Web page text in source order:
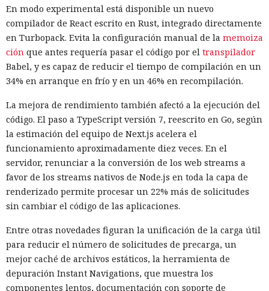
software de más de una decena de desarrolladores
estadounidenses e israelíes de soluciones de
ciberseguridad, incluida Palo Alto Networks. Esta última,
por cierto, se especializa en protección de redes y en la
nube, y tiene oficinas en Pekín, Shanghái, Cantón,
Shenzhen y Macao.
Un escenario similar ya se desarrolló con el fabricante de
chips de memoria Micron Technology. En 2023, la
Administración del Ciberespacio de China determinó que
los productos de la compañía no superaron la revisión y
prohibió a los operadores de infraestructura crítica del país
su adquisición. Como resultado, Micron no pudo restablecer
su negocio y en otoño de 2025 suspendió por completo las
entregas de chips para servidores a los centros de datos
y móvil.
Así, el enfrentamiento tecnológico entre ambos países hace
tiempo que ha superado el marco de aranceles recíprocos y
restricciones a la exportación — ahora están en la mira
En modo experimental está disponible un nuevo
compilador de React escrito en Rust, integrado directamente
en Turbopack. Evita la configuración manual de la memoiza
ción que antes requería pasar el código por el transpilador
Babel, y es capaz de reducir el tiempo de compilación en un
34% en arranque en frío y en un 46% en recompilación.
La mejora de rendimiento también afectó a la ejecución del
código. El paso a TypeScript versión 7, reescrito en Go, según
la estimación del equipo de Next.js acelera el
funcionamiento aproximadamente diez veces. En el
servidor, renunciar a la conversión de los web streams a
favor de los streams nativos de Node.js en toda la capa de
renderizado permite procesar un 22% más de solicitudes
sin cambiar el código de las aplicaciones.
Entre otras novedades figuran la unificación de la carga útil
para reducir el número de solicitudes de precarga, un
mejor caché de archivos estáticos, la herramienta de
depuración Instant Navigations, que muestra los
componentes lentos, documentación con soporte de